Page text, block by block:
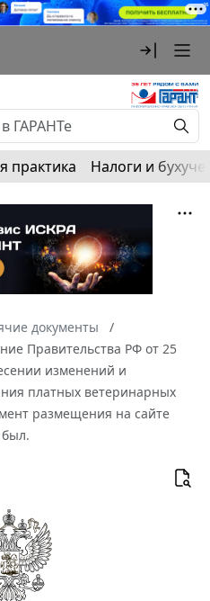
практика Налоги и
документы
Правительства РФ от 25
изменений и
платных ветеринарных
размещения на сайте